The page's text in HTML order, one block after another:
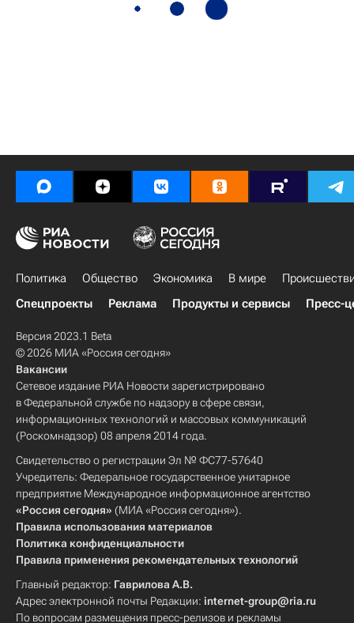
Политика Общество Экономика В мире
Спецпроекты
Реклама Продукты и сервисы Пресс-
Версия 2023.1 Beta
© 2026 МИА «Россия сегодня»
Вакансии
Сетевое издание РИА Новости зарегистрировано
в Федеральной службе по надзору в сфере связи,
информационных технологий и массовых коммуникаций
(Роскомнадзор) 08 апреля 2014 года.
Свидетельство о регистрации Эл № ФС77-57640
Учредитель: Федеральное государственное унитарное
предприятие Международное информационное агентство
«Россия сегодня» (МИА «Россия сегодня»).
Правила использования материалов
Политика конфиденциальности
Правила применения рекомендательных технологий
Главный редактор: Гаврилова А.В.
Адрес электронной почты Редакции: internet-group@ria.ru
По вопросам размещения пресс-релизов и рекламы